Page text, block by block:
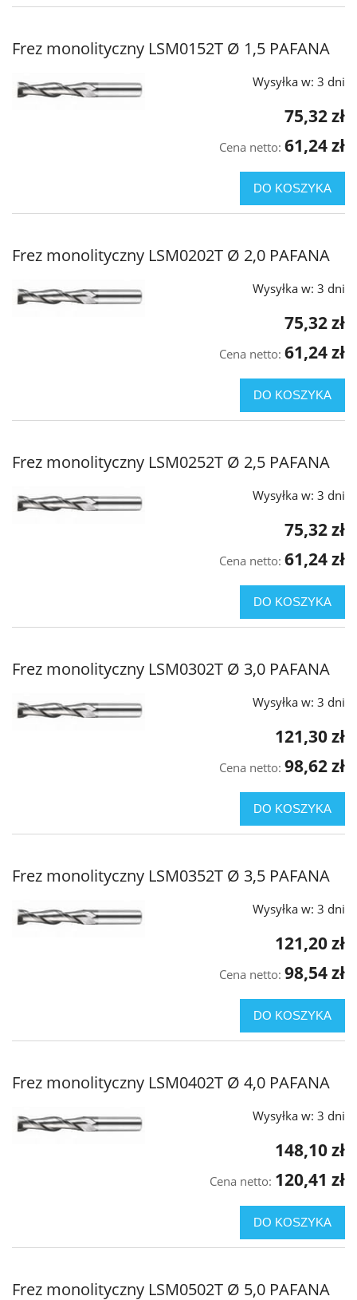
Frez monolityczny LSM0152T Ø 1,5 PAFANA
Wysyłka w: 3 dni
75,32 zł
Cena netto: 61,24 zł
DO KOSZYKA
Frez monolityczny LSM0202T Ø 2,0 PAFANA
Wysyłka w: 3 dni
75,32 zł
Cena netto: 61,24 zł
DO KOSZYKA
Frez monolityczny LSM0252T Ø 2,5 PAFANA
Wysyłka w: 3 dni
75,32 zł
Cena netto: 61,24 zł
DO KOSZYKA
Frez monolityczny LSM0302T Ø 3,0 PAFANA
Wysyłka w: 3 dni
121,30 zł
Cena netto: 98,62 zł
DO KOSZYKA
Frez monolityczny LSM0352T Ø 3,5 PAFANA
Wysyłka w: 3 dni
121,20 zł
Cena netto: 98,54 zł
DO KOSZYKA
Frez monolityczny LSM0402T Ø 4,0 PAFANA
Wysyłka w: 3 dni
148,10 zł
Cena netto: 120,41 zł
DO KOSZYKA
Frez monolityczny LSM0502T Ø 5,0 PAFANA